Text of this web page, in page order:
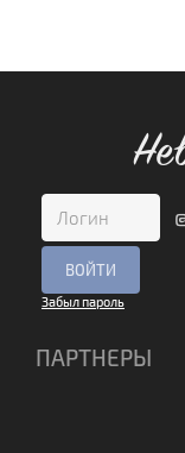
Забыл пароль
ПАРТНЕРЫ